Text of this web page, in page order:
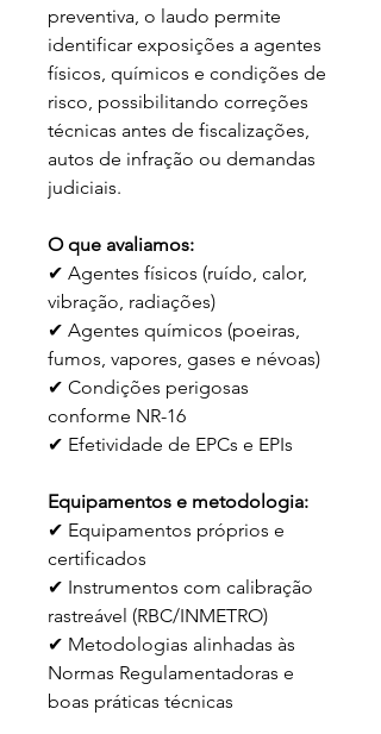
preventiva, o laudo permite
identificar exposições a agentes
físicos, químicos e condições de
risco, possibilitando correções
técnicas antes de fiscalizações,
autos de infração ou demandas
judiciais.
O que avaliamos:
✔ Agentes físicos (ruído, calor,
vibração, radiações)
✔ Agentes químicos (poeiras,
fumos, vapores, gases e névoas)
✔ Condições perigosas
conforme NR-16
✔ Efetividade de EPCs e EPIs
Equipamentos e metodologia:
✔ Equipamentos próprios e
certificados
✔ Instrumentos com calibração
rastreável (RBC/INMETRO)
✔ Metodologias alinhadas às
Normas Regulamentadoras e
boas práticas técnicas